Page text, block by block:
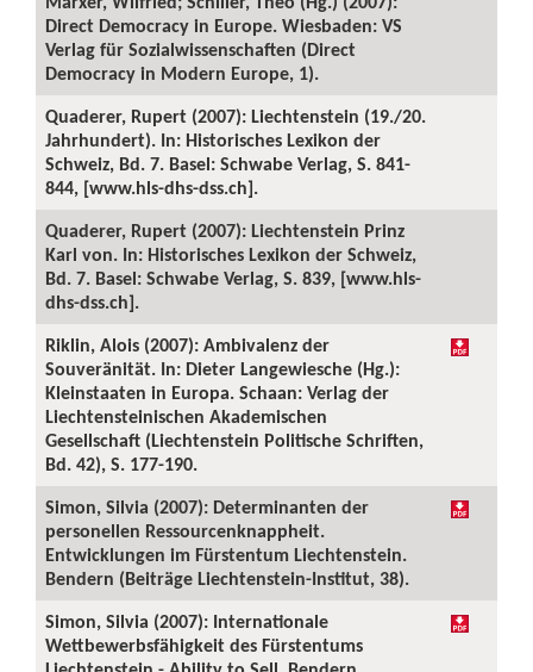
Direct Democracy in Europe. Wiesbaden: VS
Verlag für Sozialwissenschaften (Direct
Democracy in Modern Europe, 1).
Quaderer, Rupert (2007): Liechtenstein (19./20.
Jahrhundert). In: Historisches Lexikon der
Schweiz, Bd. 7. Basel: Schwabe Verlag, S. 841-
844, [www.hls-dhs-dss.ch].
Quaderer, Rupert (2007): Liechtenstein Prinz
Karl von. In: Historisches Lexikon der Schweiz,
Bd. 7. Basel: Schwabe Verlag, S. 839, [www.hls-
dhs-dss.ch].
Riklin, Alois (2007): Ambivalenz der
Souveränität. In: Dieter Langewiesche (Hg.):
Kleinstaaten in Europa. Schaan: Verlag der
Liechtensteinischen Akademischen
Gesellschaft (Liechtenstein Politische Schriften,
Bd. 42), S. 177-190.
Simon, Silvia (2007): Determinanten der
personellen Ressourcenknappheit.
Entwicklungen im Fürstentum Liechtenstein.
Bendern (Beiträge Liechtenstein-Institut, 38).
Simon, Silvia (2007): Internationale
Wettbewerbsfähigkeit des Fürstentums